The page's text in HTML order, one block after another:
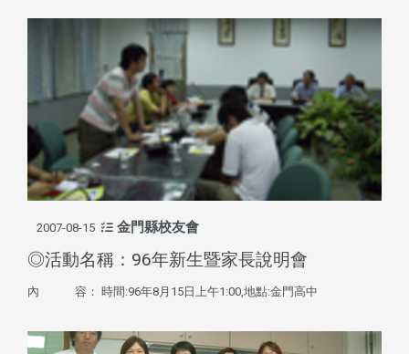
2007-08-15 金門縣校友會
◎活動名稱：96年新生暨家長說明會
內 容： 時間:96年8月15日上午1:00,地點:金門高中